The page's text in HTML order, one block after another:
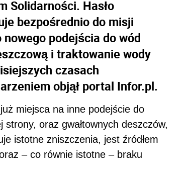
Solidarności. Hasło
bezpośrednio do misji
podejścia do wód
i traktowanie wody
czasach
objął portal Infor.pl.
miejsca na inne podejście do
oraz gwałtownych deszczów,
istotne zniszczenia, jest źródłem
– co równie istotne – braku